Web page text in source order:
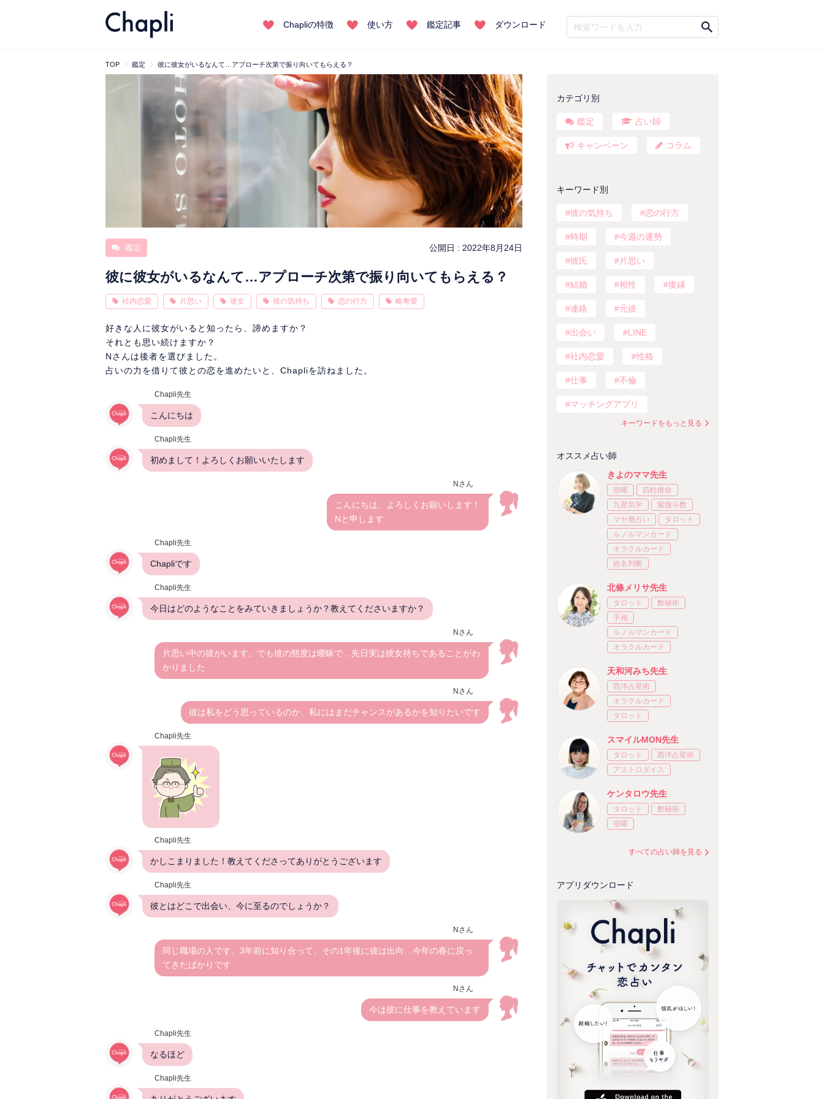
Chapliの特徴 使い方 鑑定記事 ダウンロード
TOP 鑑定 彼に彼女がいるなんて…アプローチ次第で振り向いてもらえる？
鑑定 公開日 : 2022年8月24日
彼に彼女がいるなんて…アプローチ次第で振り向いてもらえる？
社内恋愛 片思い 彼女 彼の気持ち 恋の行方 略奪愛
好きな人に彼女がいると知ったら、諦めますか？
それとも思い続けますか？
Nさんは後者を選びました。
占いの力を借りて彼との恋を進めたいと、Chapliを訪ねました。
Chapli先生
こんにちは
Chapli先生
初めまして！よろしくお願いいたします
Nさん
こんにちは、よろしくお願いします！
Nと申します
Chapli先生
Chapliです
Chapli先生
今日はどのようなことをみていきましょうか？教えてくださいますか？
Nさん
片思い中の彼がいます。でも彼の態度は曖昧で…先日実は彼女持ちであることがわ
かりました
Nさん
彼は私をどう思っているのか、私にはまだチャンスがあるかを知りたいです
Chapli先生
Chapli先生
かしこまりました！教えてくださってありがとうございます
Chapli先生
彼とはどこで出会い、今に至るのでしょうか？
Nさん
同じ職場の人です。3年前に知り合って、その1年後に彼は出向…今年の春に戻っ
てきたばかりです
Nさん
今は彼に仕事を教えています
Chapli先生
なるほど
Chapli先生
カテゴリ別
鑑定 占い師
キャンペーン コラム
キーワード別
彼の気持ち 恋の行方
時期 今週の運勢
彼氏 片思い
結婚 相性 復縁
連絡 元彼
出会い LINE
社内恋愛 性格
仕事 不倫
マッチングアプリ
キーワードをもっと見る
オススメ占い師
きよのママ先生
宿曜
四柱推命
九星気学
紫微斗数
マヤ暦占い
タロット
ルノルマンカード
オラクルカード
姓名判断
北條メリサ先生
タロット
数秘術
手相
ルノルマンカード
オラクルカード
天和河みち先生
西洋占星術
オラクルカード
タロット
スマイルMON先生
タロット
西洋占星術
アストロダイス
ケンタロウ先生
タロット
数秘術
宿曜
すべての占い師を見る
アプリダウンロード